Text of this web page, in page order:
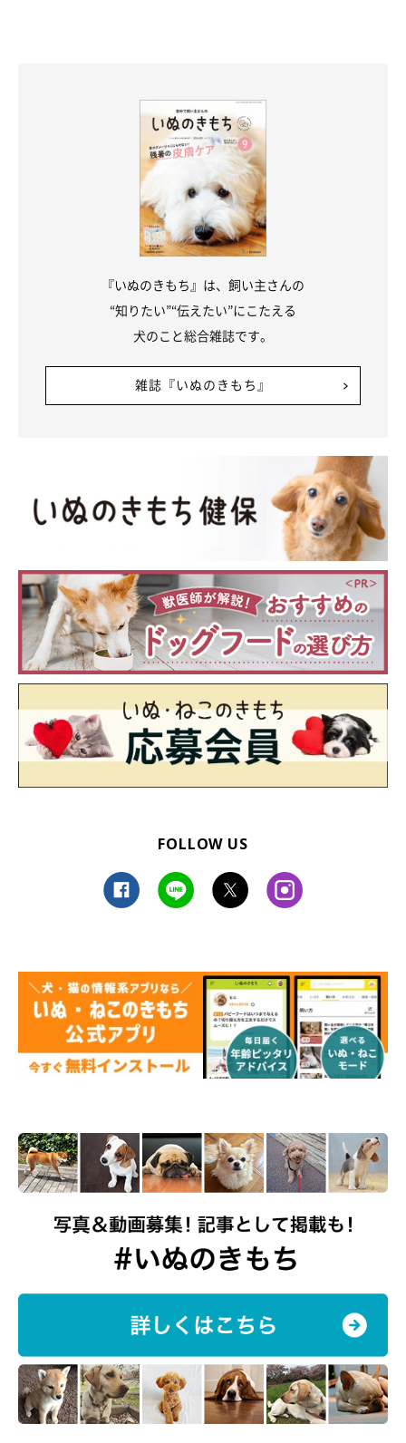
『いぬのきもち』は、飼い主さんの
“知りたい”“伝えたい”にこたえる
犬のこと総合雑誌です。
雑誌『いぬのきもち』
FOLLOW US